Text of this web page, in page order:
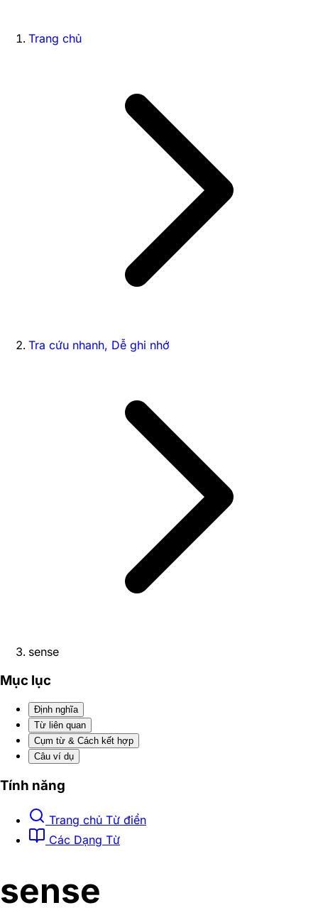
Trang chủ
Tra cứu nhanh, Dễ ghi nhớ
sense
Mục lục
Định nghĩa
Từ liên quan
Cụm từ & Cách kết hợp
Câu ví dụ
Tính năng
Trang chủ Từ điển
Các Dạng Từ
sense